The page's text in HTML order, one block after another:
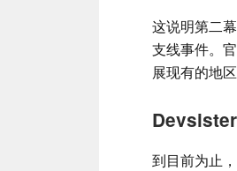
这说明第二
支线事件。
展现有的地区
到目前为止